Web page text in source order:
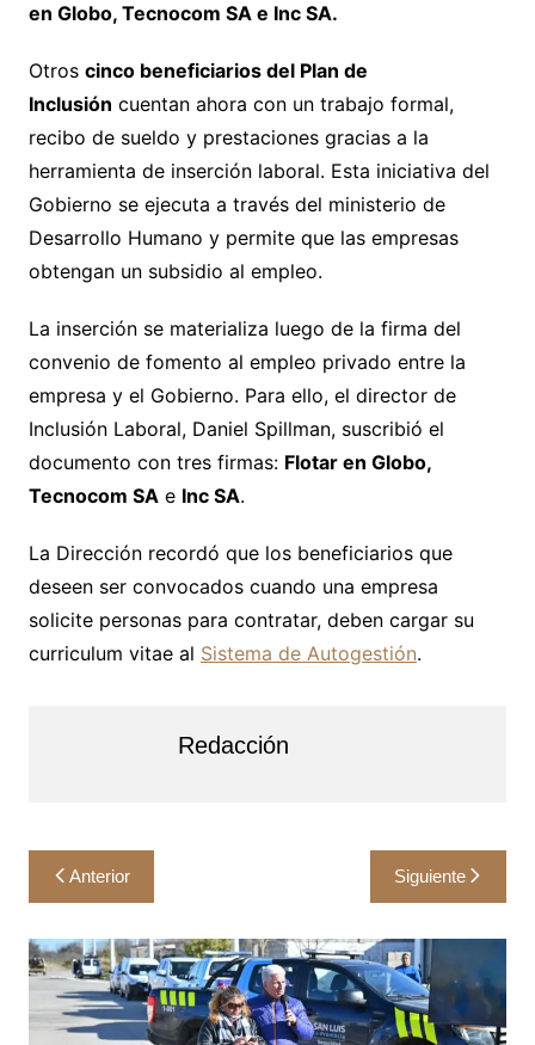
en Globo, Tecnocom SA e Inc SA.
Otros cinco beneficiarios del Plan de
Inclusión cuentan ahora con un trabajo formal,
recibo de sueldo y prestaciones gracias a la
herramienta de inserción laboral. Esta iniciativa del
Gobierno se ejecuta a través del ministerio de
Desarrollo Humano y permite que las empresas
obtengan un subsidio al empleo.
La inserción se materializa luego de la firma del
convenio de fomento al empleo privado entre la
empresa y el Gobierno. Para ello, el director de
Inclusión Laboral, Daniel Spillman, suscribió el
documento con tres firmas: Flotar en Globo,
Tecnocom SAe Inc SA.
La Dirección recordó que los beneficiarios que
deseen ser convocados cuando una empresa
solicite personas para contratar, deben cargar su
curriculum vitae al Sistema de Autogestión.
Redacción
Navegación
de
entradas
Anterior Siguiente